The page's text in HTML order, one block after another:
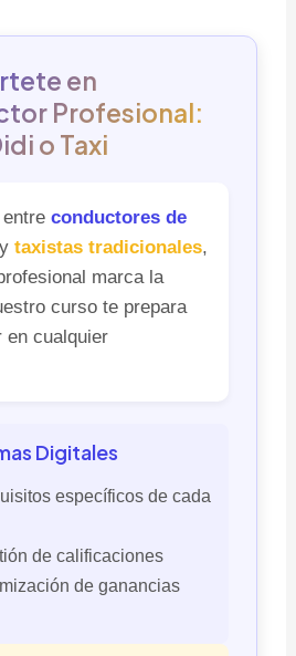
en
Profesional:
o Taxi
entreconductores de
ytaxistas tradicionales,
marca la
curso te prepara
en cualquier
Digitales
específicos de cada
de calificaciones
de ganancias